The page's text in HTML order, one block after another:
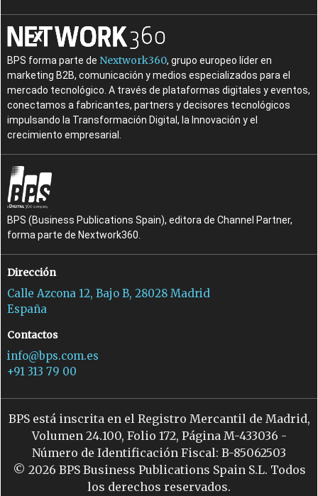
BPS forma parte de Nextwork360, grupo europeo líder en
marketing B2B, comunicación y medios especializados para el
mercado tecnológico. A través de plataformas digitales y eventos,
conectamos a fabricantes, partners y decisores tecnológicos
impulsando la Transformación Digital, la Innovación y el
crecimiento empresarial.
BPS (Business Publications Spain), editora de Channel Partner,
forma parte de Nextwork360.
Dirección
Calle Azcona 12, Bajo B, 28028 Madrid
España
Contactos
info@bps.com.es
+91 313 79 00
BPS está inscrita en el Registro Mercantil de Madrid,
Volumen 24.100, Folio 172, Página M-433036 -
Número de Identificación Fiscal: B-85062503
© 2026 BPS Business Publications Spain S.L. Todos
los derechos reservados.